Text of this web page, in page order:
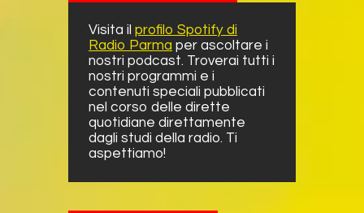
Visita il profilo Spotify di
Radio Parma per ascoltare i
nostri podcast. Troverai tutti i
nostri programmi e i
contenuti speciali pubblicati
nel corso delle dirette
quotidiane direttamente
dagli studi della radio. Ti
aspettiamo!